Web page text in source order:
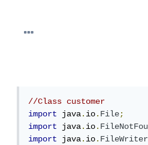
//Class customer
import
java.io.File;
import
java.io.
import
java.io.